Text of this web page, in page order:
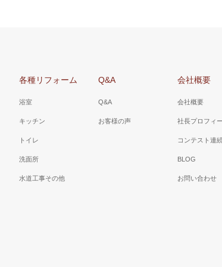
各種リフォーム
浴室
キッチン
トイレ
洗面所
水道工事その他
Q&A
Q&A
お客様の声
会社概要
会社概要
社長プロフィ
コンテスト連
BLOG
お問い合わせ